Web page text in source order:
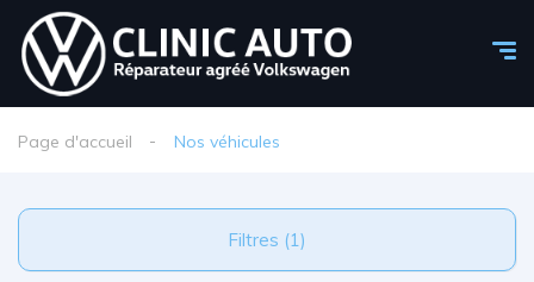
Page d'accueil Nos véhicules
Filtres (1)